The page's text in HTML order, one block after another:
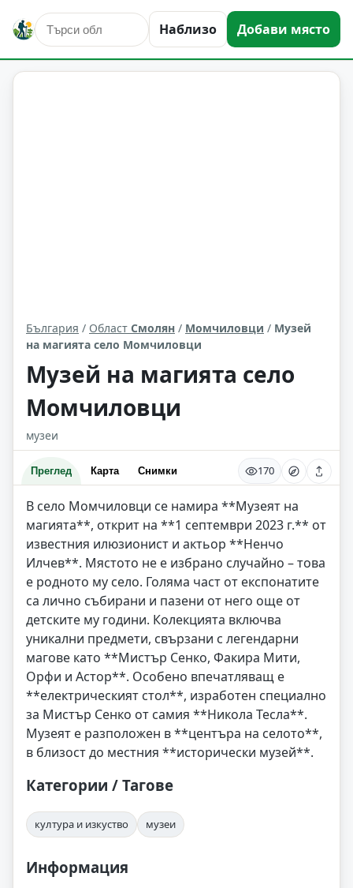
Наблизо Добави място
култура и изкуство Момчиловци Област: Смолян
България / Област Смолян / Момчиловци / Музей
на магията село Момчиловци
Музей на магията село
Момчиловци
музеи
Преглед Карта Снимки 170
В село Момчиловци се намира **Музеят на
магията**, открит на **1 септември 2023 г.** от
известния илюзионист и актьор **Ненчо
Илчев**. Мястото не е избрано случайно – това
е родното му село. Голяма част от експонатите
са лично събирани и пазени от него още от
детските му години. Колекцията включва
уникални предмети, свързани с легендарни
магове като **Мистър Сенко, Факира Мити,
Орфи и Астор**. Особено впечатляващ е
**електрическият стол**, изработен специално
за Мистър Сенко от самия **Никола Тесла**.
Музеят е разположен в **центъра на селото**,
в близост до местния **исторически музей**.
Категории / Тагове
култура и изкуство музеи
Информация